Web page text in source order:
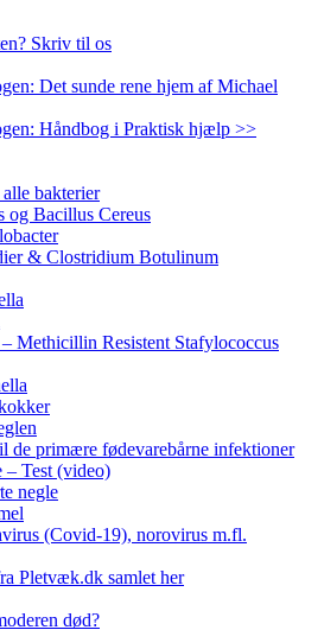
Skriv til os
Det sunde rene hjem af Michael
Håndbog i Praktisk hjælp >>
bakterier
og Bacillus Cereus
& Clostridium Botulinum
Methicillin Resistent Stafylococcus
de primære fødevarebårne infektioner
– Test (video)
negle
(Covid-19), norovirus m.fl.
Pletvæk.dk samlet her
død?